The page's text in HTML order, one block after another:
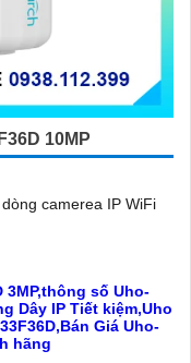
10MP
camerea IP WiFi